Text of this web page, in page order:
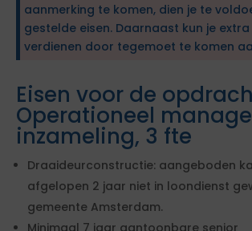
aanmerking te komen, dien je te
gestelde eisen. Daarnaast kun je
verdienen door tegemoet te komen
Eisen voor de
Operationeel
inzameling, 3 fte
Draaideurconstructie: aangeboden
afgelopen 2 jaar niet in loondienst
gemeente Amsterdam.
Minimaal 7 jaar aantoonbare senior